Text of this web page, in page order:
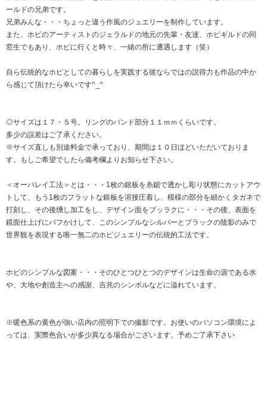
ールドの兄弟です。
兄弟みんな・・・ちょっと違う作風のジュエリーを制作しています。
また、ホピのアーティストのジェラルドの地元の先輩・友達、ホピギルドの同
窓生でもあり、ホピに行くと時々、一緒の所に遭遇します（笑）
自ら伝統的なホピとしての暮らしを実践する彼ならではの説得力も作品の中か
ら感じて頂けたら幸いです^_^
◎サイズは１７・５号。リングのバンド部分１１ｍｍくらいです。
多少の誤差はご了承ください。
※サイズ直しも別途料金で承っており、期間は１０日ほどいただいておりま
す。もしご希望でしたら備考欄よりお知らせ下さい。
＜オーバレイ工法＞とは・・・1枚の銀板を糸鋸で透かし彫り状態にカットアウ
トして、もう1枚のフラットな銀板を溶接圧着し、模様の部分を細かくタガネで
打刻し、その後燻し加工をし、デザイン面をブッラクに・・・その後、表面を
鏡面仕上げにバフかけして、このシンプルなシルバーとブラックの陰影のみで
世界観を表現する唯一無二のホピジュエリーの伝統的工法です。
ホピのシンプルな図案・・・そのひとつひとつのデザインは生命の源である水
や、大地や創造主への感謝、吉兆のシンボルなどに溢れています。
※暖色系の黄色が強い店内の照明下での撮影です。お使いのパソコン環境によ
っては、実際色合いが多少異なる場合がございます。予めご了承下さい